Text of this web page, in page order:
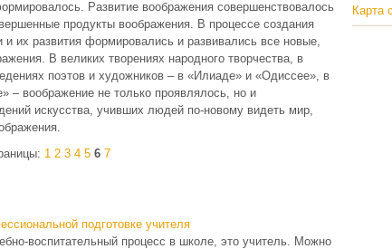
Развитие воображения совершенствовалось
продукты воображения. В процессе создания
и их развития формировались и развивались все новые,
В великих творениях народного творчества, в
поэтов и художников – в «Илиаде» и «Одиссее», в
– воображение не только проявлялось, но и
искусства, учивших людей по-новому видеть мир,
1 2 3 4 5 6 7
подготовке учителя
воспитательный процесс в школе, это учитель. Можно
Карта